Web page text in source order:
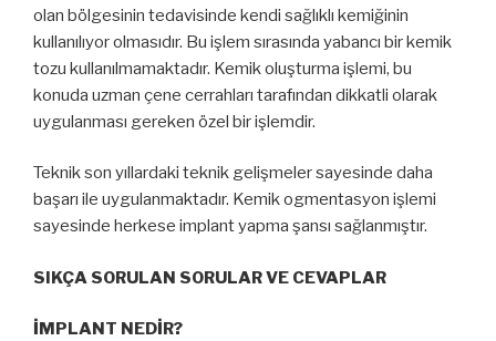
olan bölgesinin tedavisinde kendi sağlıklı kemiğinin
kullanılıyor olmasıdır. Bu işlem sırasında yabancı bir kemik
tozu kullanılmamaktadır. Kemik oluşturma işlemi, bu
konuda uzman çene cerrahları tarafından dikkatli olarak
uygulanması gereken özel bir işlemdir.
Teknik son yıllardaki teknik gelişmeler sayesinde daha
başarı ile uygulanmaktadır. Kemik ogmentasyon işlemi
sayesinde herkese implant yapma şansı sağlanmıştır.
SIKÇA SORULAN SORULAR VE CEVAPLAR
İMPLANT NEDİR?